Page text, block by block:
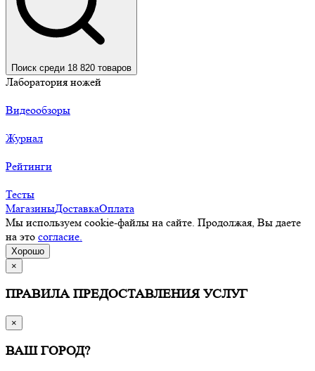
Поиск среди 18 820 товаров
Лаборатория ножей
Видеообзоры
Журнал
Рейтинги
Тесты
МагазиныДоставкаОплата
Мы используем cookie-файлы на сайте. Продолжая, Вы даете
на это согласие.
Хорошо
×
ПРАВИЛА ПРЕДОСТАВЛЕНИЯ УСЛУГ
×
ВАШ ГОРОД?